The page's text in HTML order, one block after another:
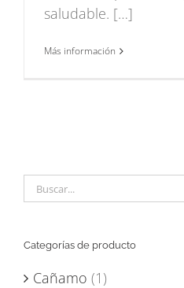
saludable. […]
Más información
Buscar:
Categorías de producto
Cañamo (1)